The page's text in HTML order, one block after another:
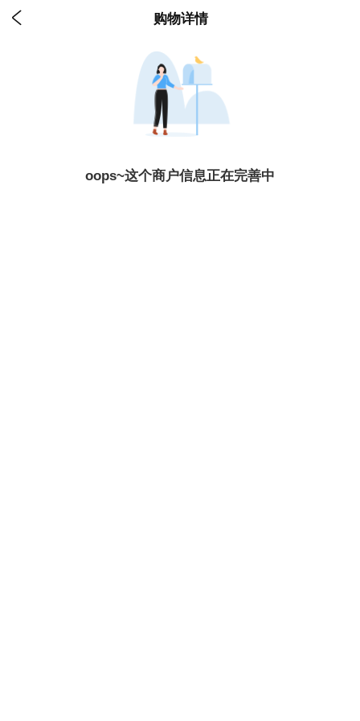
 购物详情
oops~这个商户信息正在完善中